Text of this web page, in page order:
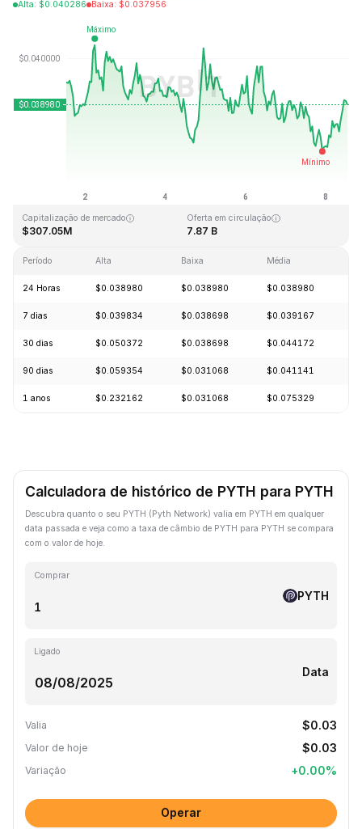
Alta: $0.040286 Baixa: $0.037956
Capitalização de mercado
$307.05M
Oferta em circulação
7.87 B
Período Alta Baixa Média
24 Horas $0.038980 $0.038980 $0.038980
7 dias $0.039834 $0.038698 $0.039167
30 dias $0.050372 $0.038698 $0.044172
90 dias $0.059354 $0.031068 $0.041141
1 anos $0.232162 $0.031068 $0.075329
Calculadora de histórico de PYTH para PYTH
Descubra quanto o seu PYTH (Pyth Network) valia em PYTH em qualquer
data passada e veja como a taxa de câmbio de PYTH para PYTH se compara
com o valor de hoje.
Comprar
PYTH
Ligado
Data
Valia $0.03
Valor de hoje $0.03
Variação +0.00%
Operar